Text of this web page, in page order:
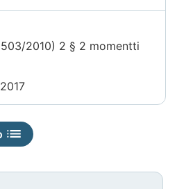
2010) 2 § 2 momentti